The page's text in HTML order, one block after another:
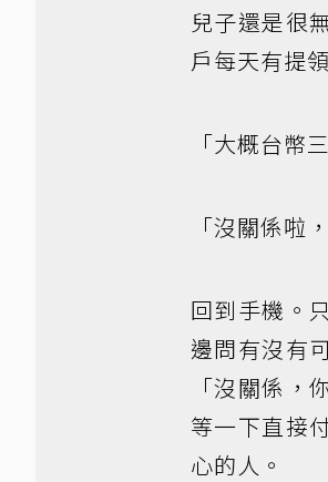
兒子還是很
戶每天有提
「大概台幣
「沒關係啦
回到手機。
邊問有沒有
「沒關係
等一下直接
心的人。